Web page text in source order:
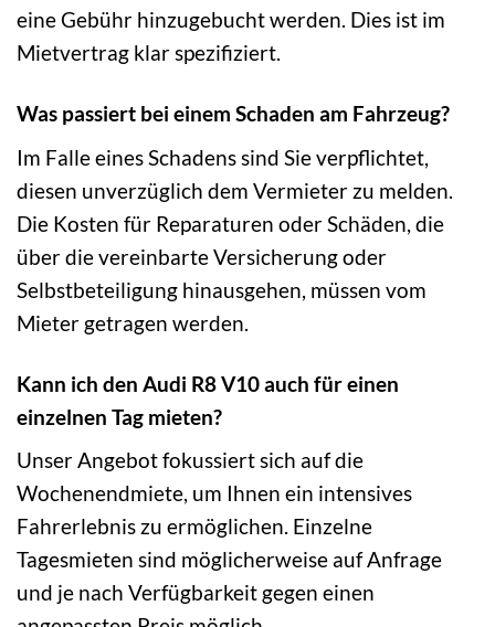
eine Gebühr hinzugebucht werden. Dies ist im
Mietvertrag klar spezifiziert.
Was passiert bei einem Schaden am Fahrzeug?
Im Falle eines Schadens sind Sie verpflichtet,
diesen unverzüglich dem Vermieter zu melden.
Die Kosten für Reparaturen oder Schäden, die
über die vereinbarte Versicherung oder
Selbstbeteiligung hinausgehen, müssen vom
Mieter getragen werden.
Kann ich den Audi R8 V10 auch für einen
einzelnen Tag mieten?
Unser Angebot fokussiert sich auf die
Wochenendmiete, um Ihnen ein intensives
Fahrerlebnis zu ermöglichen. Einzelne
Tagesmieten sind möglicherweise auf Anfrage
und je nach Verfügbarkeit gegen einen